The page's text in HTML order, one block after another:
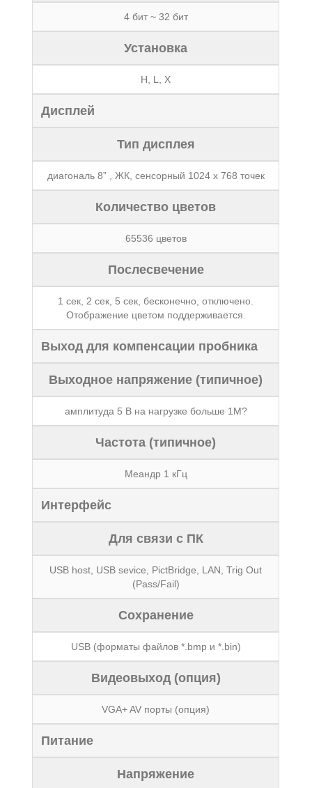
4 бит ~ 32 бит
Установка
H, L, X
Дисплей
Тип дисплея
диагональ 8” , ЖК, сенсорный 1024 х 768 точек
Количество цветов
65536 цветов
Послесвечение
1 сек, 2 сек, 5 сек, бесконечно, отключено.
Отображение цветом поддерживается.
Выход для компенсации пробника
Выходное напряжение (типичное)
амплитуда 5 В на нагрузке больше 1M?
Частота (типичное)
Меандр 1 кГц
Интерфейс
Для связи с ПК
USB host, USB sevice, PictBridge, LAN, Trig Out
(Pass/Fail)
Сохранение
USB (форматы файлов *.bmp и *.bin)
Видеовыход (опция)
VGA+ AV порты (опция)
Питание
Напряжение